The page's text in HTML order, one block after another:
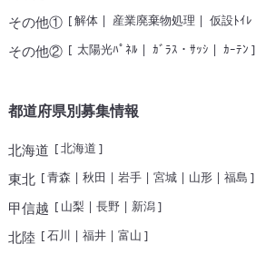
その他①[解体| 産業廃棄物処理 | 仮設ﾄｲﾚ
その他②[ 太陽光ﾊﾟﾈﾙ | ｶﾞﾗｽ・ｻｯｼ | ｶｰﾃﾝ ]
都道府県別募集情報
北海道 [北海道 ]
東北 [青森 | 秋田 | 岩手| 宮城| 山形| 福島 ]
甲信越 [ 山梨 | 長野| 新潟]
北陸 [石川 | 福井| 富山 ]